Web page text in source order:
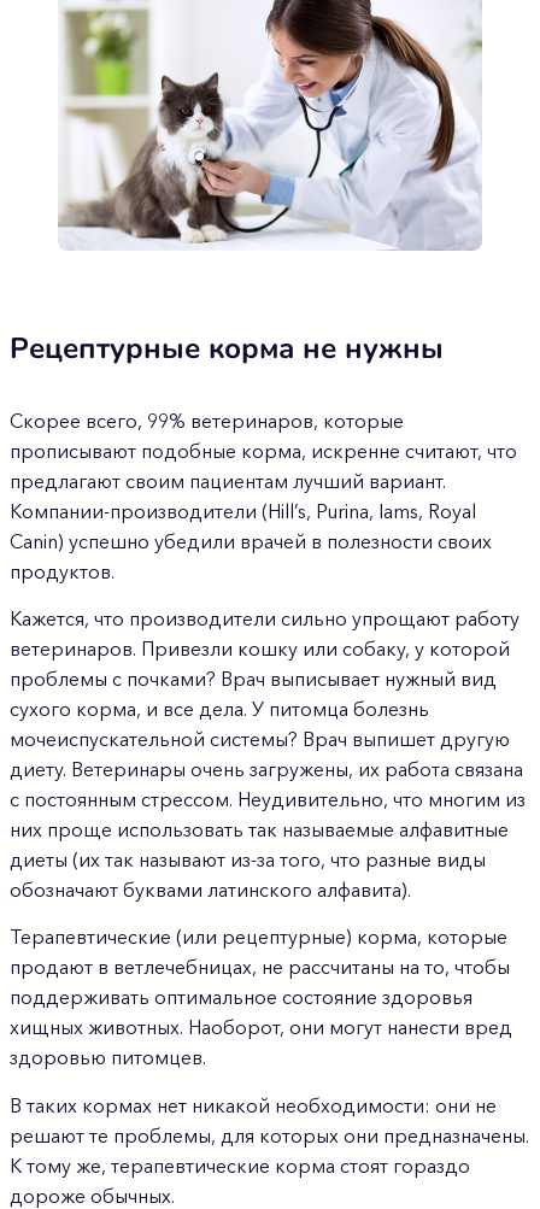
Рецептурные корма не нужны
Скорее всего, 99% ветеринаров, которые
прописывают подобные корма, искренне считают, что
предлагают своим пациентам лучший вариант.
Компании-производители (Hill’s, Purina, Iams, Royal
Canin) успешно убедили врачей в полезности своих
продуктов.
Кажется, что производители сильно упрощают работу
ветеринаров. Привезли кошку или собаку, у которой
проблемы с почками? Врач выписывает нужный вид
сухого корма, и все дела. У питомца болезнь
мочеиспускательной системы? Врач выпишет другую
диету. Ветеринары очень загружены, их работа связана
с постоянным стрессом. Неудивительно, что многим из
них проще использовать так называемые алфавитные
диеты (их так называют из-за того, что разные виды
обозначают буквами латинского алфавита).
Терапевтические (или рецептурные) корма, которые
продают в ветлечебницах, не рассчитаны на то, чтобы
поддерживать оптимальное состояние здоровья
хищных животных. Наоборот, они могут нанести вред
здоровью питомцев.
В таких кормах нет никакой необходимости: они не
решают те проблемы, для которых они предназначены.
К тому же, терапевтические корма стоят гораздо
дороже обычных.